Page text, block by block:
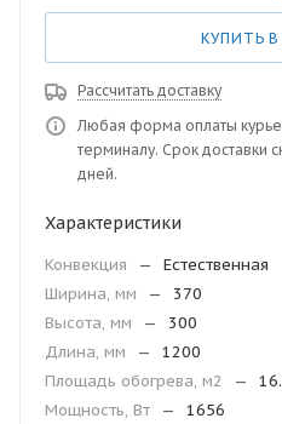
КУПИТЬ
Рассчитать доставку
Любая форма оплаты
терминалу. Срок доставки
дней.
Характеристики
Конвекция —
Естественная
Ширина, мм
—
370
Высота, мм
—
300
Длина, мм
—
1200
Площадь обогрева, м2
—
Мощность, Вт
— 1656